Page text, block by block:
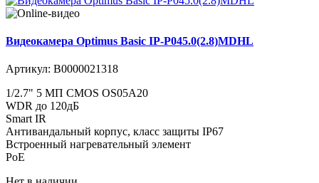
Видеокамера Optimus Basic IP-P045.0(2.8)MDHL
Артикул: В0000021318
1/2.7" 5 МП CMOS OS05A20
WDR до 120дБ
Smart IR
Антивандальный корпус, класс защиты IР67
Встроенный нагревательный элемент
PoE